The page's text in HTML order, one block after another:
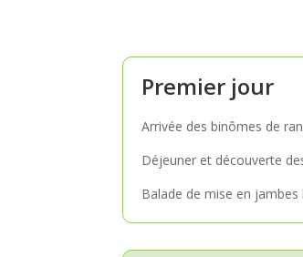
Premier jour
Arrivée des binômes de
Déjeuner et découverte
Balade de mise en